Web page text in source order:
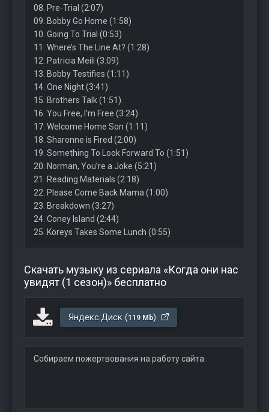
08. Pre-Trial (2:07)
09. Bobby Go Home (1:58)
10. Going To Trial (0:53)
11. Where’s The Line At? (1:28)
12. Patricia Meili (3:09)
13. Bobby Testifies (1:11)
14. One Night (3:41)
15. Brothers Talk (1:51)
16. You Free, I’m Free (3:24)
17. Welcome Home Son (1:11)
18. Sharonne is Fired (2:00)
19. Something To Look Forward To (1:51)
20. Norman, You’re a Joke (5:21)
21. Reading Materials (2:18)
22. Please Come Back Mama (1:00)
23. Breakdown (3:27)
24. Coney Island (2:44)
25. Koreys Takes Some Lunch (0:55)
Скачать музыку из сериала «Когда они нас
увидят (1 сезон)» бесплатно
Яндекс.Диск (119 Mb)
Собираем пожертвования на работу сайта: